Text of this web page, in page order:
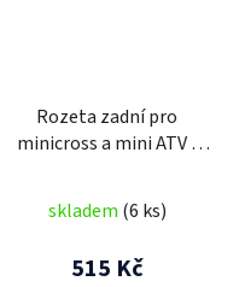
Rozeta zadní pro
minicross a mini ATV -
skladem (6 ks)
515 Kč